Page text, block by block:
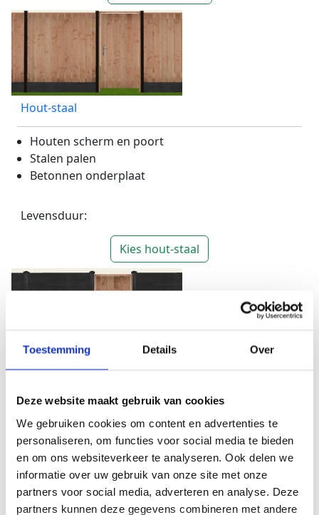
Toestemming Details Over
Deze website maakt gebruik van cookies
We gebruiken cookies om content en advertenties te
personaliseren, om functies voor social media te bieden
en om ons websiteverkeer te analyseren. Ook delen we
informatie over uw gebruik van onze site met onze
partners voor social media, adverteren en analyse. Deze
partners kunnen deze gegevens combineren met andere
Hout-staal
Houten scherm en poort
Stalen palen
Betonnen onderplaat
Levensduur:
Kies hout-staal
Beton
Betonnen scherm, palen en onderplaat
Houten poort
Levensduur:
Kies beton